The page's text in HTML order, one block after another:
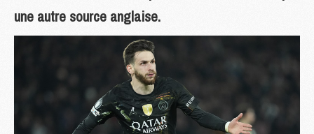
une autre source anglaise.